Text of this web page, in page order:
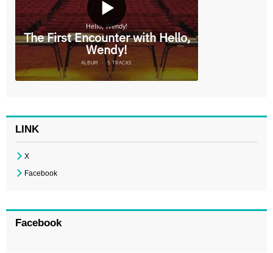
LINK
X
Facebook
Facebook